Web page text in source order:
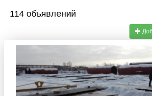
114 объявлений